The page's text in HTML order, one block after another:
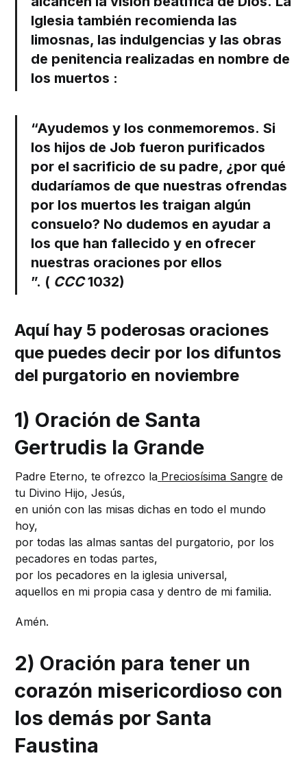
Iglesia también recomienda las
limosnas, las indulgencias y las obras
de penitencia realizadas en nombre de
los muertos :
“Ayudemos y los conmemoremos. Si
los hijos de Job fueron purificados
por el sacrificio de su padre, ¿por qué
dudaríamos de que nuestras ofrendas
por los muertos les traigan algún
consuelo? No dudemos en ayudar a
los que han fallecido y en ofrecer
nuestras oraciones por ellos
”. ( CCC1032)
Aquí hay 5 poderosas oraciones
que puedes decir por los difuntos
del purgatorio en noviembre
1) Oración de Santa
Gertrudis la Grande
Padre Eterno, te ofrezco la Preciosísima Sangre de
tu Divino Hijo, Jesús,
en unión con las misas dichas en todo el mundo
hoy,
por todas las almas santas del purgatorio, por los
pecadores en todas partes,
por los pecadores en la iglesia universal,
aquellos en mi propia casa y dentro de mi familia.
Amén.
2) Oración para tener un
corazón misericordioso con
los demás por Santa
Faustina